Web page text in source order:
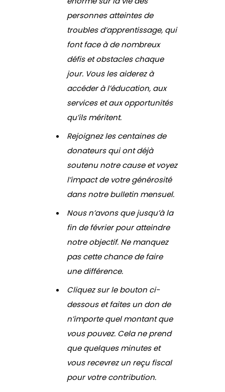
personnes atteintes de
troubles d’apprentissage, qui
font face à de nombreux
défis et obstacles chaque
jour. Vous les aiderez à
accéder à l’éducation, aux
services et aux opportunités
qu’ils méritent.
Rejoignez les centaines de
donateurs qui ont déjà
soutenu notre cause et voyez
l’impact de votre générosité
dans notre bulletin mensuel.
Nous n’avons que jusqu’à la
fin de février pour atteindre
notre objectif. Ne manquez
pas cette chance de faire
une différence.
Cliquez sur le bouton ci-
dessous et faites un don de
n’importe quel montant que
vous pouvez. Cela ne prend
que quelques minutes et
vous recevrez un reçu fiscal
pour votre contribution.